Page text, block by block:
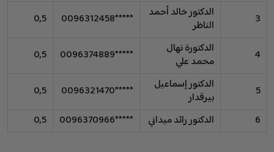
3
الدكتور خالد أحمد
الناظر
*****0096312458
0,5
4
الدكتورة نهال
محمد علي
*****0096374889
0,5
5
الدكتور إسماعيل
بيرقدار
*****0096321470
0,5
6
الدكتور رائد ميداني *****0096370966
0,5